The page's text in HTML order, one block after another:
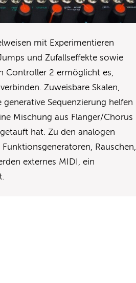
mit Experimentieren
und Zufallseffekte sowie
Controller 2 ermöglicht es,
Zuweisbare Skalen,
Sequenzierung helfen
Mischung aus Flanger/Chorus
hat. Zu den analogen
Rauschen,
externes MIDI, ein